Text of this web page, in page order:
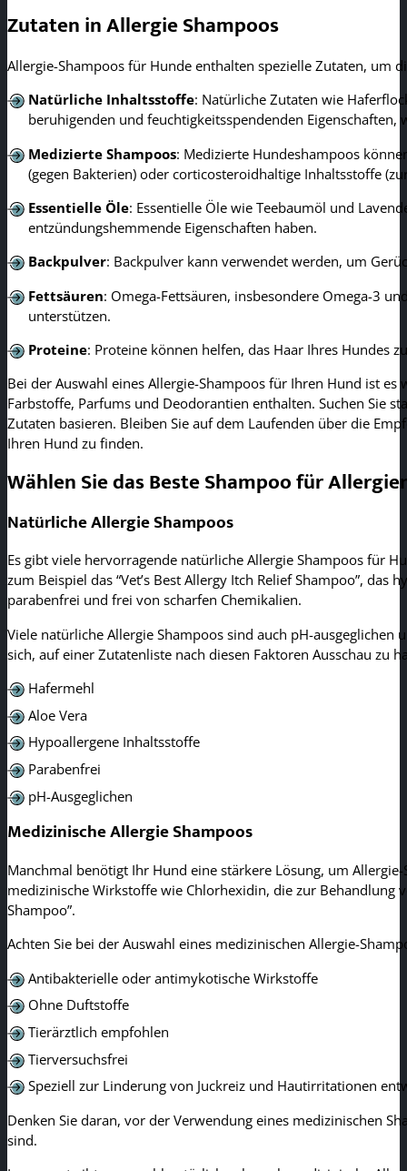
Zutaten in Allergie Shampoos
Allergie-Shampoos für Hunde enthalten spezielle Zutaten, um
Natürliche Inhaltsstoffe: Natürliche Zutaten wie
beruhigenden und feuchtigkeitsspendenden
Medizierte Shampoos: Medizierte Hundeshampoos
(gegen Bakterien) oder corticosteroidhaltige Inhaltsstoffe
Essentielle Öle: Essentielle Öle wie Teebaumöl und
entzündungshemmende Eigenschaften haben.
Backpulver: Backpulver kann verwendet werden, um
Fettsäuren: Omega-Fettsäuren, insbesondere Omega-3
unterstützen.
Proteine: Proteine ​​können helfen, das Haar Ihres Hundes
Bei der Auswahl eines Allergie-Shampoos für Ihren Hund ist
Farbstoffe, Parfums und Deodorantien enthalten. Suchen Sie
Zutaten basieren. Bleiben Sie auf dem Laufenden über die
Ihren Hund zu finden.
Wählen Sie das Beste Shampoo für
Natürliche Allergie Shampoos
Es gibt viele hervorragende natürliche Allergie Shampoos für
zum Beispiel das “Vet’s Best Allergy Itch Relief Shampoo”,
parabenfrei und frei von scharfen Chemikalien.
Viele natürliche Allergie Shampoos sind auch pH-
sich, auf einer Zutatenliste nach diesen Faktoren Ausschau zu
Hafermehl
Aloe Vera
Hypoallergene Inhaltsstoffe
Parabenfrei
pH-Ausgeglichen
Medizinische Allergie Shampoos
Manchmal benötigt Ihr Hund eine stärkere Lösung, um
medizinische Wirkstoffe wie Chlorhexidin, die zur Behandlung
Shampoo”.
Achten Sie bei der Auswahl eines medizinischen Allergie-
Antibakterielle oder antimykotische Wirkstoffe
Ohne Duftstoffe
Tierärztlich empfohlen
Tierversuchsfrei
Speziell zur Linderung von Juckreiz und Hautirritationen
Denken Sie daran, vor der Verwendung eines medizinischen
sind.